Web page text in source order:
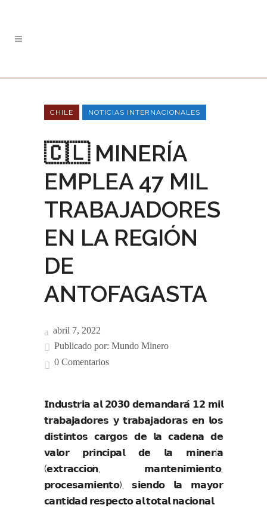
CHILE NOTICIAS INTERNACIONALES
🇨🇱 MINERÍA
EMPLEA 47 MIL
TRABAJADORES
EN LA REGIÓN
DE
ANTOFAGASTA
abril 7, 2022
Publicado por: Mundo Minero
0 Comentarios
𝗜𝗻𝗱𝘂𝘀𝘁𝗿𝗶𝗮 𝗮𝗹 𝟮𝟬𝟯𝟬 𝗱𝗲𝗺𝗮𝗻𝗱𝗮𝗿𝗮́ 𝟭𝟮 𝗺𝗶𝗹
𝘁𝗿𝗮𝗯𝗮𝗷𝗮𝗱𝗼𝗿𝗲𝘀 𝘆 𝘁𝗿𝗮𝗯𝗮𝗷𝗮𝗱𝗼𝗿𝗮𝘀 𝗲𝗻 𝗹𝗼𝘀
𝗱𝗶𝘀𝘁𝗶𝗻𝘁𝗼𝘀 𝗰𝗮𝗿𝗴𝗼𝘀 𝗱𝗲 𝗹𝗮 𝗰𝗮𝗱𝗲𝗻𝗮 𝗱𝗲
𝘃𝗮𝗹𝗼𝗿 𝗽𝗿𝗶𝗻𝗰𝗶𝗽𝗮𝗹 𝗱𝗲 𝗹𝗮 𝗺𝗶𝗻𝗲𝗿í𝗮
(𝗲𝘅𝘁𝗿𝗮𝗰𝗰𝗶𝗼𝗻, 𝗺𝗮𝗻𝘁𝗲𝗻𝗶𝗺𝗶𝗲𝗻𝘁𝗼,
𝗽𝗿𝗼𝗰𝗲𝘀𝗮𝗺𝗶𝗲𝗻𝘁𝗼),𝘀𝗶𝗲𝗻𝗱𝗼 𝗹𝗮
𝗺𝗮𝘆𝗼𝗿
𝗰𝗮𝗻𝘁𝗶𝗱𝗮𝗱 𝗿𝗲𝘀𝗽𝗲𝗰𝘁𝗼 𝗮𝗹 𝘁𝗼𝘁𝗮𝗹 𝗻𝗮𝗰𝗶𝗼𝗻𝗮𝗹.